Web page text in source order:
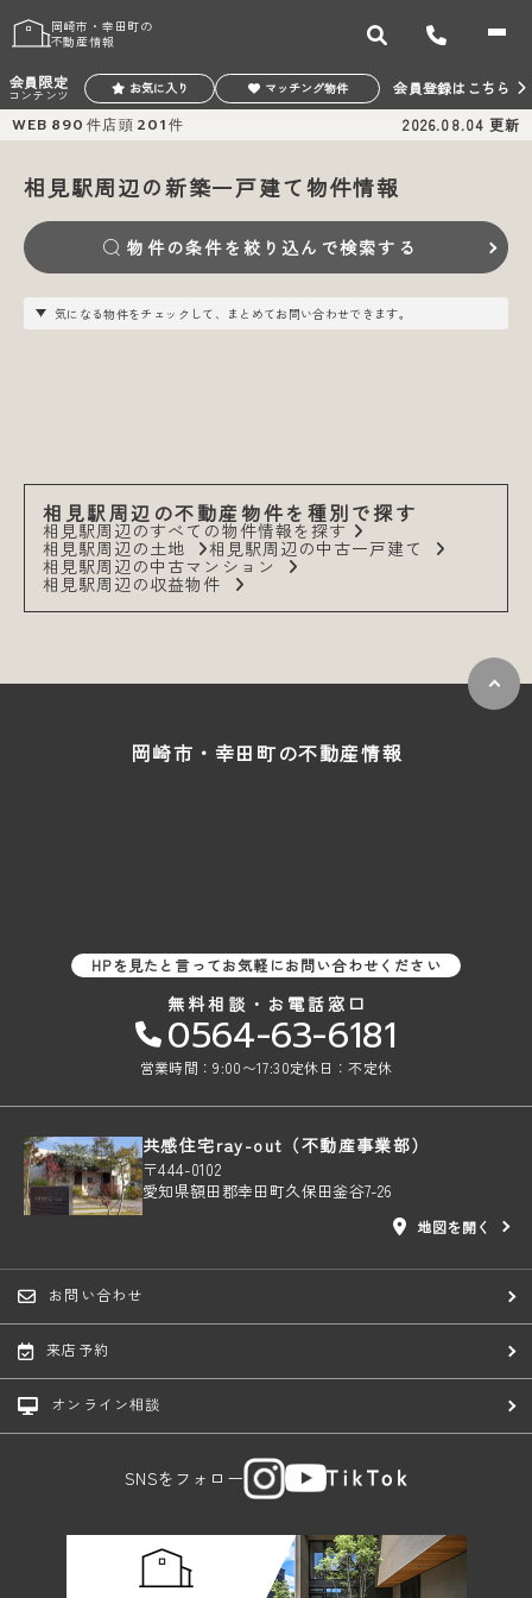
岡崎市・幸田町の
不動産情報
会員限定
コンテンツ お気に入り マッチング物件 会員登録はこちら
WEB 890 件店頭 201件 2026.08.04 更新
相見駅周辺の新築一戸建て物件情報
物件の条件を絞り込んで検索する
気になる物件をチェックして、まとめてお問い合わせできます。
相見駅周辺の不動産物件を種別で探す
相見駅周辺のすべての物件情報を探す
相見駅周辺の土地 相見駅周辺の中古一戸建て
相見駅周辺の中古マンション
相見駅周辺の収益物件
岡崎市・幸田町の不動産情報
HPを見たと言ってお気軽にお問い合わせください
無料相談・お電話窓口
0564-63-6181
営業時間：9:00〜17:30定休日：不定休
共感住宅ray-out（不動産事業部）
〒444-0102
愛知県額田郡幸田町久保田釜谷7-26
地図を開く
お問い合わせ
来店予約
オンライン相談
SNSをフォロー